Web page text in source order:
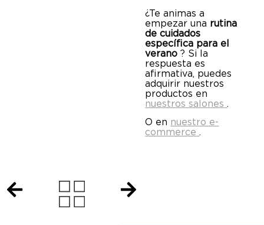
¿Te animas a
empezar una rutina
de cuidados
específica para el
verano ? Si la
respuesta es
afirmativa, puedes
adquirir nuestros
productos en
nuestros salones .
O en nuestro e-
commerce .